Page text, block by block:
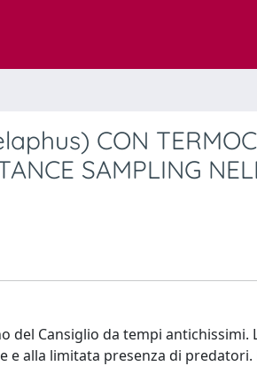
CON
SAMPLING
del Cansiglio da tempi antichissimi.
e alla limitata presenza di